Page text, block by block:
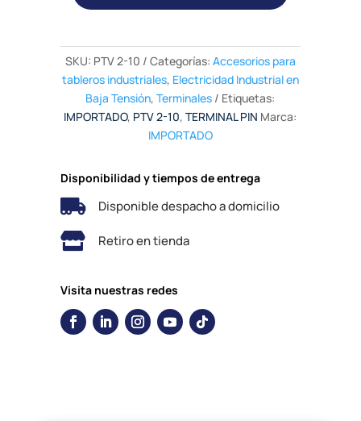
SKU: PTV 2-10 Categorías: Accesorios para
tableros industriales, Electricidad Industrial en
Baja Tensión,Terminales
Etiquetas:
IMPORTADO, PTV 2-10,TERMINAL PIN Marca:
IMPORTADO
Disponibilidad y tiempos de entrega
 Disponible despacho a domicilio
 Retiro en tienda
Visita nuestras redes